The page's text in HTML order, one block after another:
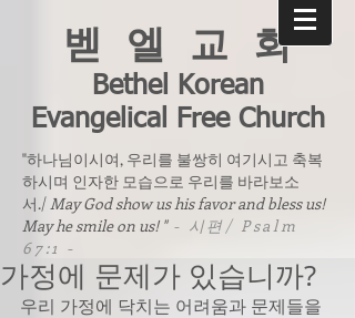
벧 엘 교 회
Bethel Korean
Evangelical Free Church
"하나님이시여, 우리를 불쌍히 여기시고 축복
하시며 인자한 모습으로 우리를 바라보소
서./May God show us his favor and bless us!
May he smile on us! " - 시편/ Psalm
67:1 -
가정에 문제가 있습니까?
우리 가정에 닥치는 어려움과 문제들을